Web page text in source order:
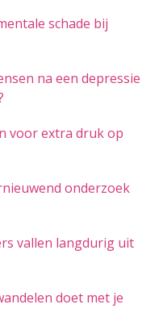
schade bij
na een depressie
voor extra druk op
onderzoek
vallen langdurig uit
doet met je